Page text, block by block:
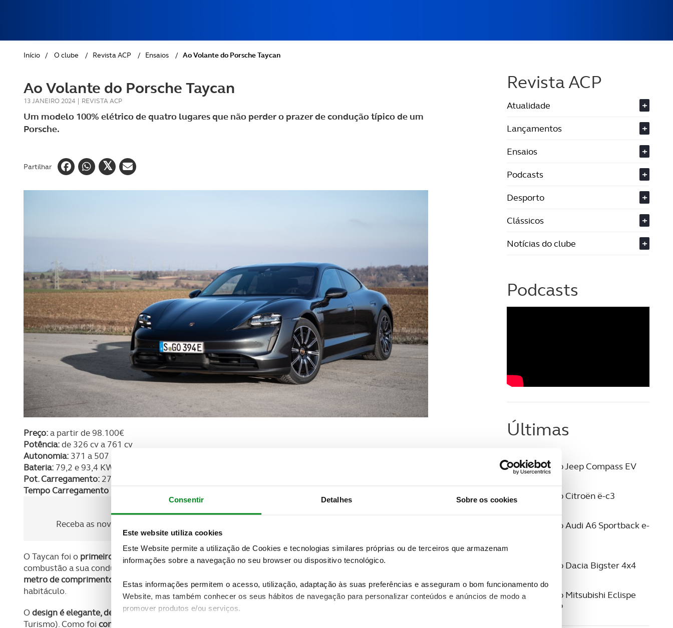
Consentir Detalhes Sobre os cookies
Este website utiliza cookies
Este Website permite a utilização de Cookies e tecnologias similares próprias ou de terceiros que armazenam
informações sobre a navegação no seu browser ou dispositivo tecnológico.
Estas informações permitem o acesso, utilização, adaptação às suas preferências e asseguram o bom funcionamento do
Website, mas também conhecer os seus hábitos de navegação para personalizar conteúdos e anúncios de modo a
promover produtos e/ou serviços.
GOLFE
AUTOCARAVANISMO
Início / O clube / Revista ACP / Ensaios / Ao Volante do Porsche Taycan
Ao Volante do Porsche Taycan
13 JANEIRO 2024 | REVISTA ACP
Um modelo 100% elétrico de quatro lugares que não perder o prazer de condução típico de um
Porsche.
Partilhar
Preço:a partir de 98.100€
Potência:de 326 cv a 761 cv
Autonomia: 371 a 507 km
Bateria: 79,2 e 93,4 KWh
Pot. Carregamento: 270 kW
Tempo Carregamento (AC/DC):
Newsletter Revista
Receba as novidades do mundo automóvel e do universo ACP.
O Taycan foi o primeiro modelo 100% eletrificado da marca alemã. Apesar de não ter motor a
combustão a sua condução continua a ser muito direta e precisa, típica de um Porsche.
Mede quase cinco
metro de comprimento
e tem um entre eixos de dois metro e noventa, que privilegia o espaço do
habitáculo.
Odesign é elegante, desportivo e privilegia a aerodinâmica
Turismo). Como foi concebido logo de início como veículo completamente elétrico
Revista ACP
Atualidade
+
Lançamentos
+
Ensaios
+
Podcasts
+
Desporto
+
Clássicos
+
Notícias do clube
+
Podcasts
Últimas
Ao Volante do Jeep Compass EV
Ao Volante do Citroën ë-c3
Ao Volante do Audi A6 Sportback e-
Ao Volante do Dacia Bigster 4x4
17 MARÇO 2026
Ao Volante do Mitsubishi Eclispe
Cross Elétrico